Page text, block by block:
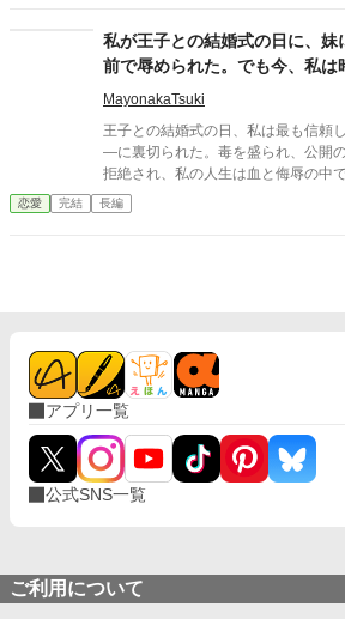
私が王子との結婚式の日に、
前で辱められた。でも今、私は
来た。
MayonakaTsuki
王子との結婚式の日、私は最も信
―に裏切られた。毒を盛られ、公開
拒絶され、私の人生は血と侮辱の中
思えた。しかし、死が私を迎えたと
―私は同じ回廊で、祭壇の前で目を
恋愛 完結 長編
アプリ一覧
公式SNS一覧
ご利用について